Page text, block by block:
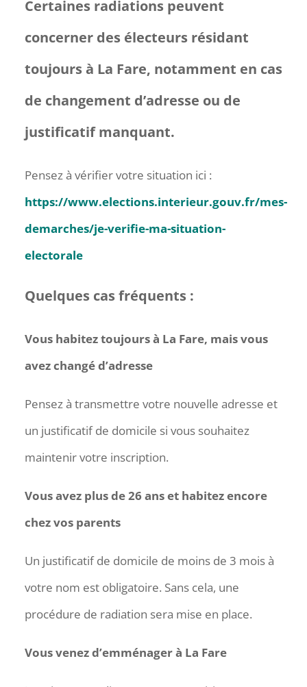
Certaines radiations peuvent
concerner des électeurs résidant
toujours à La Fare, notamment en cas
de changement d’adresse ou de
justificatif manquant.
Pensez à vérifier votre situation ici :
https://www.elections.interieur.gouv.fr/mes-
demarches/je-verifie-ma-situation-
electorale
Quelques cas fréquents :
Vous habitez toujours à La Fare, mais vous
avez changé d’adresse
Pensez à transmettre votre nouvelle adresse et
un justificatif de domicile si vous souhaitez
maintenir votre inscription.
Vous avez plus de 26 ans et habitez encore
chez vos parents
Un justificatif de domicile de moins de 3 mois à
votre nom est obligatoire. Sans cela, une
procédure de radiation sera mise en place.
Vous venez d’emménager à La Fare